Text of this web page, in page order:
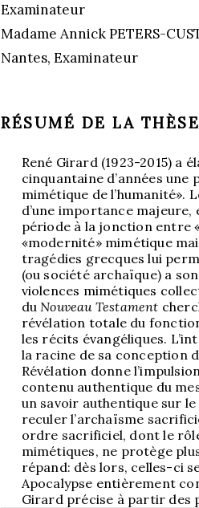
Examinateur
Madame Annick PETERS-
Nantes, Examinateur
RÉSUMÉ DE LA THÈSE
René Girard (1923-2015) a
cinquantaine d’années une
mimétique de l’humanité».
d’une importance
période à la jonction entre
«modernité» mimétique
tragédies grecques lui
(ou société archaïque) a
violences mimétiques
duNouveau Testament
révélation totale du
les récits évangéliques.
la racine de sa conception
Révélation donne
contenu authentique du
un savoir authentique sur
reculer l’archaïsme
ordre sacrificiel, dont le
mimétiques, ne protège
répand: dès lors, celles-ci
Apocalypse entièrement
Girard précise à partir des